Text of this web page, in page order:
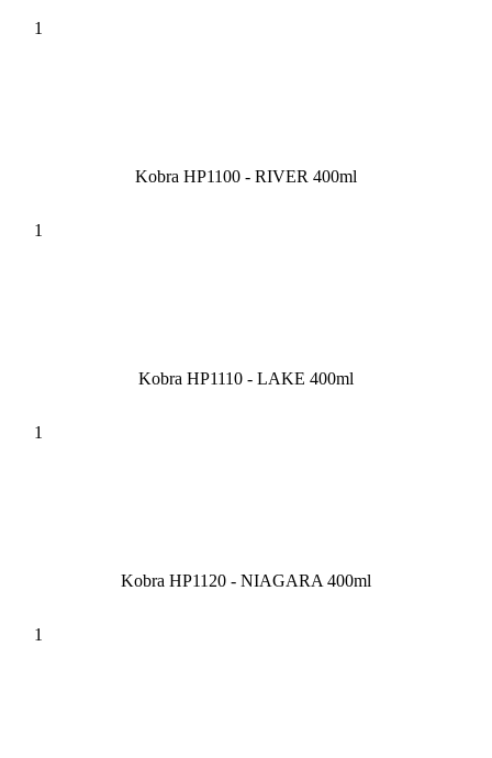
Kobra HP1100 - RIVER 400ml
Kobra HP1110 - LAKE 400ml
Kobra HP1120 - NIAGARA 400ml